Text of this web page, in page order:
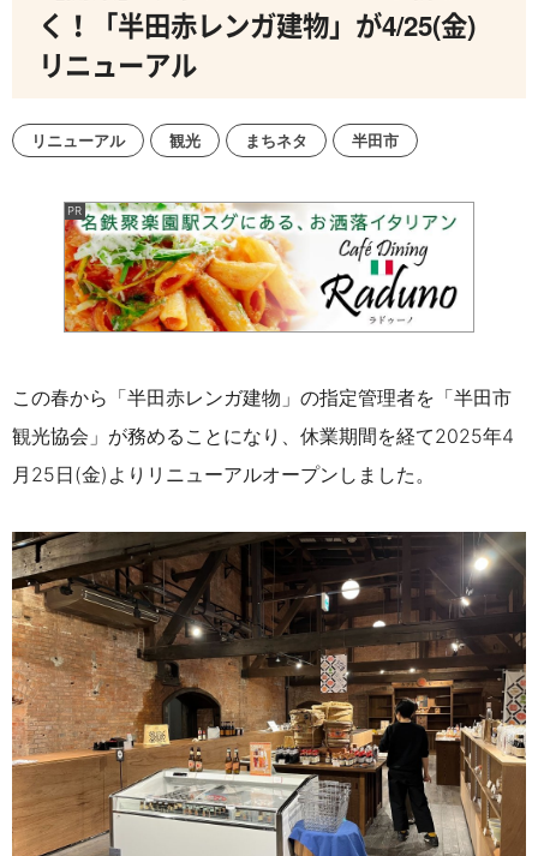
く！「半田赤レンガ建物」が4/25(金)
リニューアル
リニューアル 観光 まちネタ 半田市
この春から「半田赤レンガ建物」の指定管理者を「半田市
観光協会」が務めることになり、休業期間を経て2025年4
月25日(金)よりリニューアルオープンしました。